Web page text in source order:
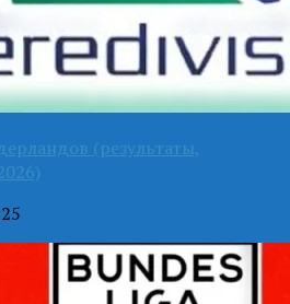
(результаты,